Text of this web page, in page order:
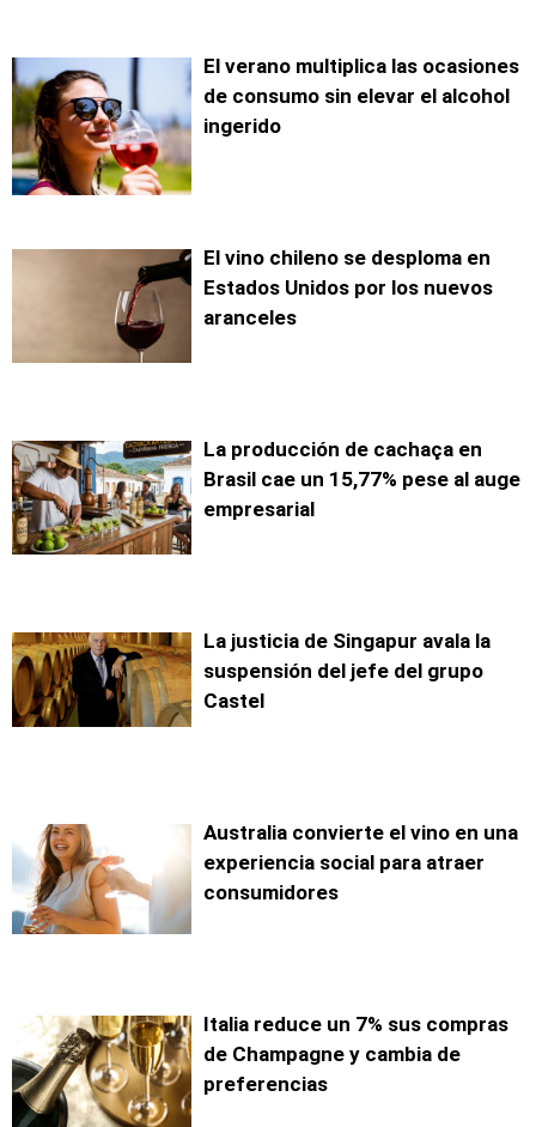
El verano multiplica las ocasiones
de consumo sin elevar el alcohol
ingerido
El vino chileno se desploma en
Estados Unidos por los nuevos
aranceles
La producción de cachaça en
Brasil cae un 15,77% pese al auge
empresarial
La justicia de Singapur avala la
suspensión del jefe del grupo
Castel
Australia convierte el vino en una
experiencia social para atraer
consumidores
Italia reduce un 7% sus compras
de Champagne y cambia de
preferencias